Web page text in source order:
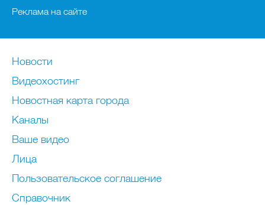
Реклама на сайте
Новости
Видеохостинг
Новостная карта города
Каналы
Ваше видео
Лица
Пользовательское соглашение
Справочник